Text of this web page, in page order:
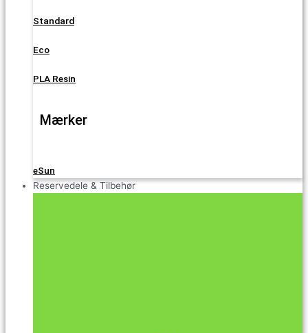
Standard
Eco
PLA Resin
Mærker
eSun
Reservedele & Tilbehør